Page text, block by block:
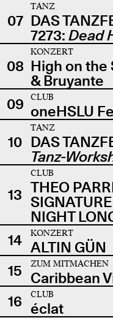
07
TANZ
DAS
7273: Dead
08
KONZERT
High on the
& Bruyante
09
CLUB
oneHSLU
10
TANZ
DAS
Tanz-
13
CLUB
THEO
NIGHT
14
KONZERT
ALTIN GÜN
15
ZUM MITMACHEN
Caribbean
16
CLUB
éclat